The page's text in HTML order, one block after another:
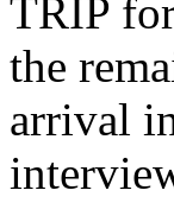
TRIP
the
arrival